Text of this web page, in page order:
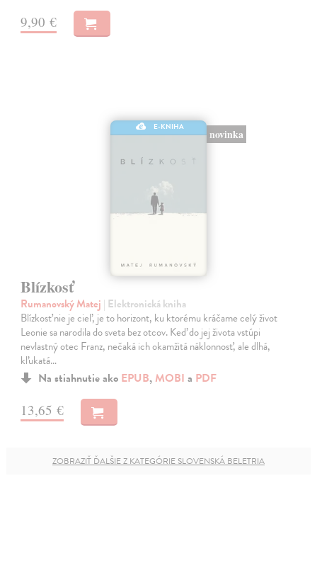
9,90 €
E-KNIHA
novinka
Blízkosť
Rumanovský Matej | Elektronická kniha
Blízkosť nie je cieľ, je to horizont, ku ktorému kráčame celý život
Leonie sa narodila do sveta bez otcov. Keď do jej života vstúpi
nevlastný otec Franz, nečaká ich okamžitá náklonnosť, ale dlhá,
kľukatá…
Na stiahnutie ako EPUB, MOBI a PDF
13,65 €
ZOBRAZIŤ ĎALŠIE Z KATEGÓRIE SLOVENSKÁ BELETRIA